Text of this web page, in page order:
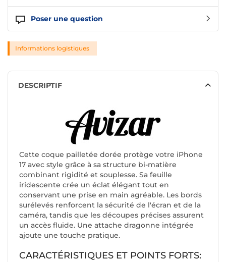
Poser une question
Informations logistiques
DESCRIPTIF
Cette coque pailletée dorée protège votre iPhone
17 avec style grâce à sa structure bi-matière
combinant rigidité et souplesse. Sa feuille
iridescente crée un éclat élégant tout en
conservant une prise en main agréable. Les bords
surélevés renforcent la sécurité de l'écran et de la
caméra, tandis que les découpes précises assurent
un accès fluide. Une attache dragonne intégrée
ajoute une touche pratique.
CARACTÉRISTIQUES ET POINTS FORTS: